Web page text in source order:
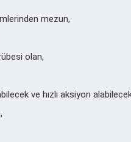
mezun,
olan,
ve hızlı aksiyon